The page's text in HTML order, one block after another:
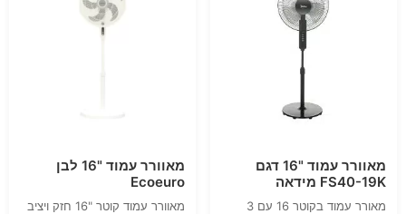
מאוורר עמוד "16 דגם
FS40-19K מידאה
מאורר עמוד בקוטר 16 עם 3
מאוורר עמוד "16 לבן
Ecoeuro
מאוורר עמוד קוטר "16 חזק ויציב